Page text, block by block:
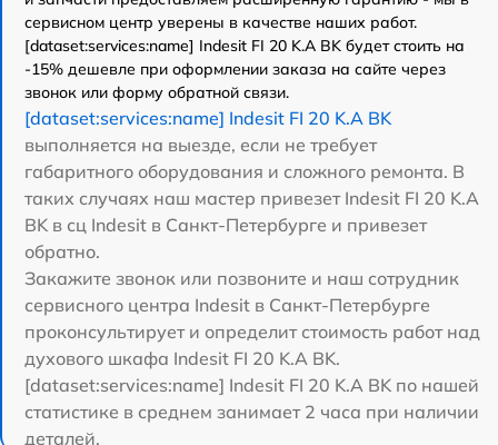
сервисном центр уверены в качестве наших работ.
[dataset:services:name] Indesit FI 20 K.A BK будет стоить на
-15% дешевле при оформлении заказа на сайте через
звонок или форму обратной связи.
[dataset:services:name] Indesit FI 20 K.A BK
выполняется на выезде, если не требует
габаритного оборудования и сложного ремонта. В
таких случаях наш мастер привезет Indesit FI 20 K.A
BK в сц Indesit в Санкт-Петербурге и привезет
обратно.
Закажите звонок или позвоните и наш сотрудник
сервисного центра Indesit в Санкт-Петербурге
проконсультирует и определит стоимость работ над
духового шкафа Indesit FI 20 K.A BK.
[dataset:services:name] Indesit FI 20 K.A BK по нашей
статистике в среднем занимает 2 часа при наличии
деталей.